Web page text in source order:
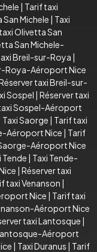
| Tarif taxi
Michele | Taxi
Olivetta San
San Michele-
Breil-sur-Roya |
Roya-Aéroport Nice
taxi Breil-sur-
Sospel | Réserver taxi
Sospel-Aéroport
Taxi Saorge | Tarif taxi
Aéroport Nice | Tarif
Aéroport Nice
Tende | Taxi Tende-
| Réserver taxi
taxi Venanson |
Nice | Tarif taxi
Aéroport Nice
taxi Lantosque |
Aéroport
| Taxi Duranus | Tarif